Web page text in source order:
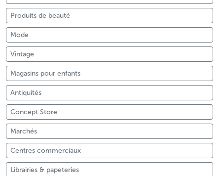
Produits de beauté
Mode
Vintage
Magasins pour enfants
Antiquités
Concept Store
Marchés
Centres commerciaux
Librairies & papeteries